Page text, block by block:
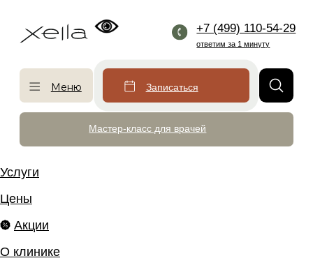
Мастер-класс для врачей
ответим за 1 минуту
О клинике
Услуги
Цены
Акции